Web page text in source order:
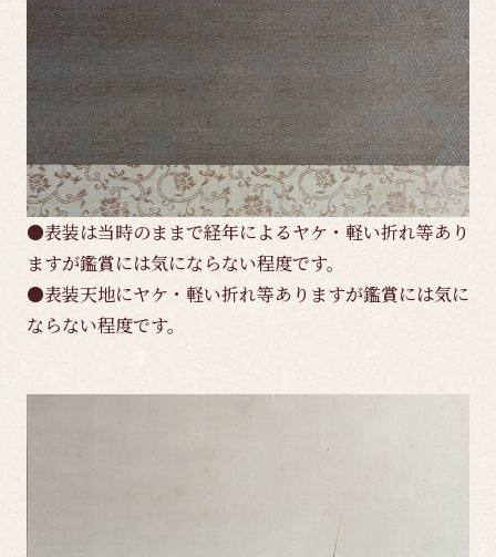
●表装は当時のままで経年によるヤケ・軽い折れ等あり
ますが鑑賞には気にならない程度です。
●表装天地にヤケ・軽い折れ等ありますが鑑賞には気に
ならない程度です。